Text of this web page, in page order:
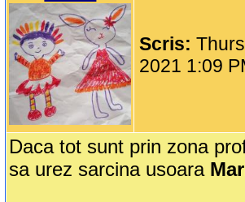
Scris:
2021 1:09
Daca tot sunt prin zona
sa urez sarcina usoara